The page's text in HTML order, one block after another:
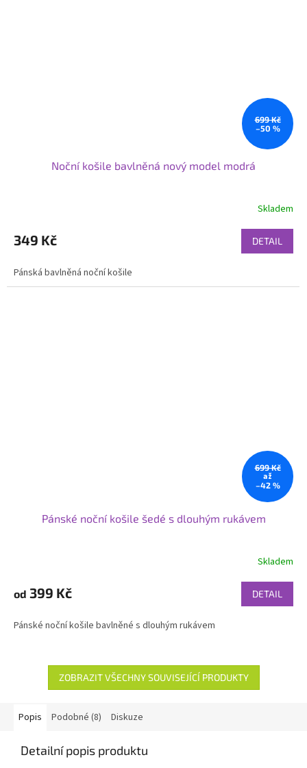
699 Kč
–50 %
Noční košile bavlněná nový model modrá
Skladem
349 Kč DETAIL
Pánská bavlněná noční košile
699 Kč
až
–42 %
Pánské noční košile šedé s dlouhým rukávem
Skladem
od 399 Kč DETAIL
Pánské noční košile bavlněné s dlouhým rukávem
ZOBRAZIT VŠECHNY SOUVISEJÍCÍ PRODUKTY
Popis Podobné (8) Diskuze
Detailní popis produktu